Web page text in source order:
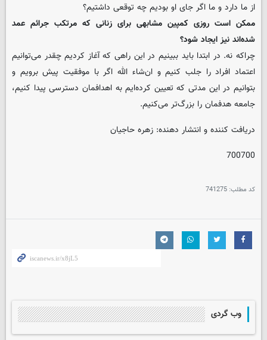
از ما دارد و ما اگر جای او بودیم چه توقعی داشتیم؟
‌ممکن است روزی کمپین مشابهی برای زنانی که مرتکب جرائم عمد
شده‌اند نیز ایجاد شود؟
چراکه نه. در ابتدا باید ببینیم در این راهی که آغاز کردیم چقدر می‌توانیم
اعتماد افراد را جلب کنیم و ان­‌شاء الله اگر با موفقیت پیش برویم و
بتوانیم در این مدتی که تعیین کرده‌ایم به اهدافمان دسترسی پیدا کنیم،
جامعه هدفمان را بزرگ‌تر می‌کنیم.
دریافت کننده و انتشار دهنده: زهره حاجیان
700700
کد مطلب: 741275
وب گردی